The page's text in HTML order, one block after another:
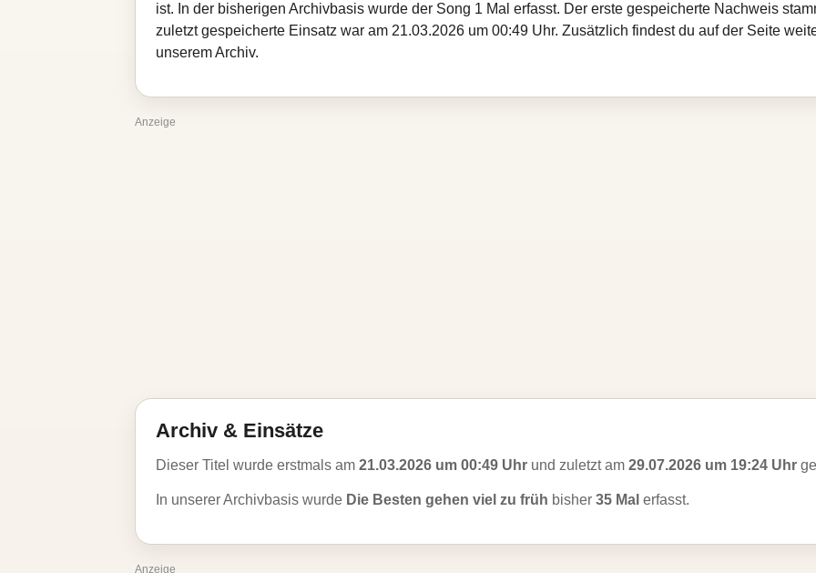
ist. In der bisherigen Archivbasis wurde der Song 1 Mal erfasst. Der erste gespeicherte Nachweis
zuletzt gespeicherte Einsatz war am 21.03.2026 um 00:49 Uhr. Zusätzlich findest du auf der Seite
unserem Archiv.
Anzeige
Archiv & Einsätze
Dieser Titel wurde erstmals am 21.03.2026 um 00:49 Uhr und zuletzt am 29.07.2026 um 19:24 Uhr
In unserer Archivbasis wurde Die Besten gehen viel zu früh bisher 35 Mal erfasst.
Anzeige